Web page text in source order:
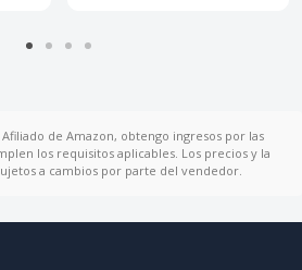
de Amazon, obtengo ingresos por las
los requisitos aplicables. Los precios y la
a cambios por parte del vendedor.